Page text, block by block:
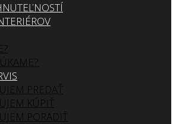
PREDAŤ
KÚPIŤ
PORADIŤ